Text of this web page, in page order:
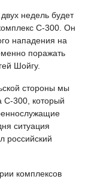
недель будет
С-300. Он
нападения на
поражать
Шойгу.
стороны мы
С-300, который
ситуация
российский
комплексов